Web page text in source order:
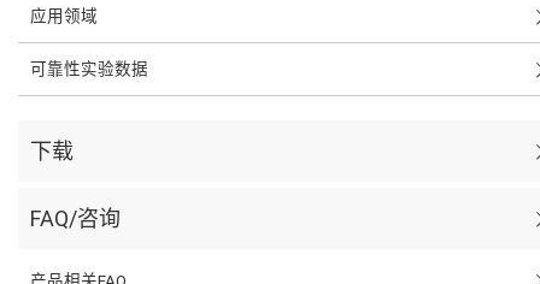
应用领域
可靠性实验数据
下载
FAQ/咨询